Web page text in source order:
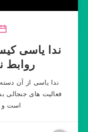
ندا یاسی
روابط
ندا یاسی از آن
فعالیت های جنجالی
است و